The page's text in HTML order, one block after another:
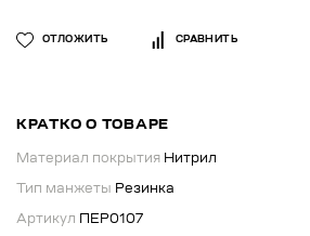
ОТЛОЖИТЬ СРАВНИТЬ
КРАТКО О ТОВАРЕ
Материал покрытия Нитрил
Тип манжеты Резинка
Артикул ПЕР0107